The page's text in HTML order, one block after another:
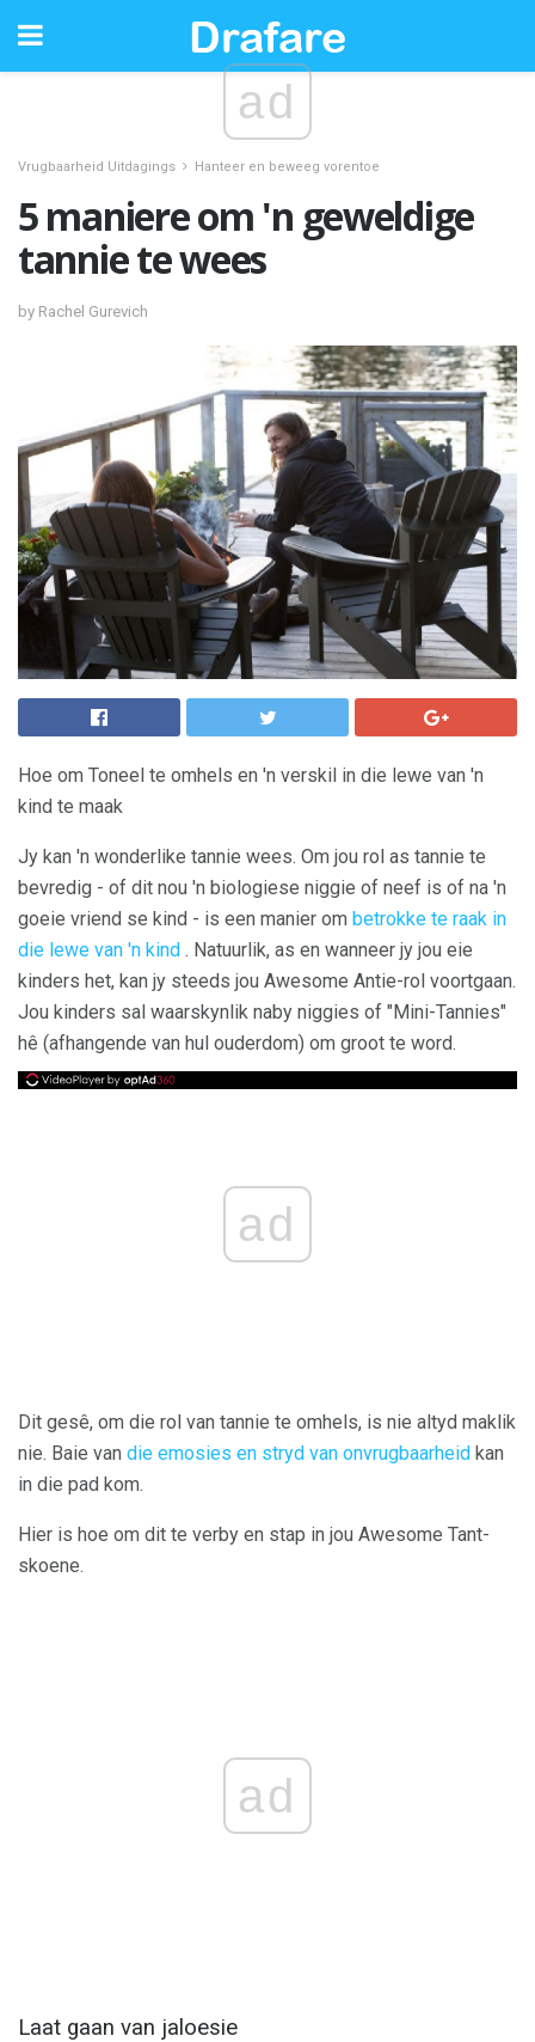
ad
Vrugbaarheid Uitdagings Hanteer en beweeg vorentoe
5 maniere om 'n geweldige
tannie te wees
by Rachel Gurevich
Hoe om Toneel te omhels en 'n verskil in die lewe van 'n
kind te maak
Jy kan 'n wonderlike tannie wees. Om jou rol as tannie te
bevredig - of dit nou 'n biologiese niggie of neef is of na 'n
goeie vriend se kind - is een manier om betrokke te raak in
die lewe van 'n kind . Natuurlik, as en wanneer jy jou eie
kinders het, kan jy steeds jou Awesome Antie-rol voortgaan.
Jou kinders sal waarskynlik naby niggies of "Mini-Tannies"
hê (afhangende van hul ouderdom) om groot te word.
ad
Dit gesê, om die rol van tannie te omhels, is nie altyd maklik
nie. Baie van die emosies en stryd van onvrugbaarheid kan
in die pad kom.
Hier is hoe om dit te verby en stap in jou Awesome Tant-
skoene.
ad
Laat gaan van jaloesie